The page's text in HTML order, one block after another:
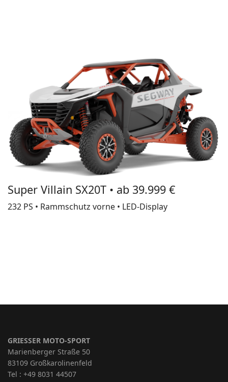
Super Villain SX20T • ab 39.999 €
232 PS • Rammschutz vorne • LED-Display
GRIESSER MOTO-SPORT
Marienberger Straße 50
83109 Großkarolinenfeld
Tel : +49 8031 44507